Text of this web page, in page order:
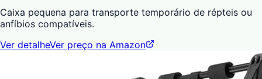
Caixa pequena para transporte temporário de répteis ou
anfíbios compatíveis.
Ver detalheVer preço na Amazon